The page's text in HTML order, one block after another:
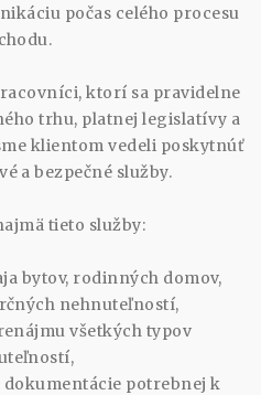
počas celého procesu
ktorí sa pravidelne
trhu, platnej legislatívy a
klientom vedeli poskytnúť
a bezpečné služby.
tieto služby:
bytov, rodinných domov,
nehnuteľností,
všetkých typov
potrebnej k